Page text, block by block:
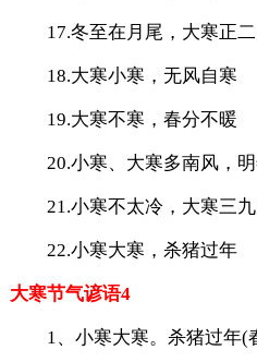
17.冬至在月尾，大寒正二
18.大寒小寒，无风自寒
19.大寒不寒，春分不暖
20.小寒、大寒多南风，
21.小寒不太冷，大寒三
22.小寒大寒，杀猪过年
大寒节气谚语4
1、小寒大寒。杀猪过年(